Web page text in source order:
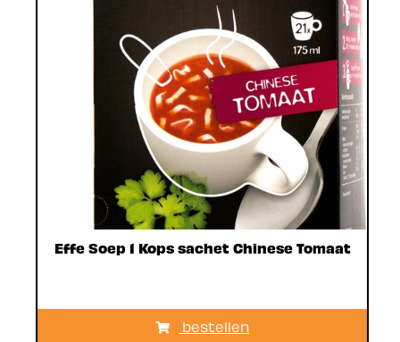
Effe Soep 1 Kops sachet Chinese Tomaat
bestellen